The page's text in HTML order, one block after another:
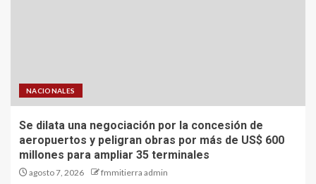
NACIONALES
Se dilata una negociación por la concesión de
aeropuertos y peligran obras por más de US$ 600
millones para ampliar 35 terminales
agosto 7, 2026 fmmitierra admin